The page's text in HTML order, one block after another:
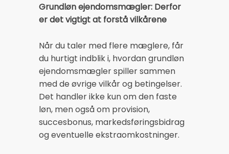
Grundløn ejendomsmægler: Derfor
er det vigtigt at forstå vilkårene
Når du taler med flere mæglere, får
du hurtigt indblik i, hvordan grundløn
ejendomsmægler spiller sammen
med de øvrige vilkår og betingelser.
Det handler ikke kun om den faste
løn, men også om provision,
succesbonus, markedsføringsbidrag
og eventuelle ekstraomkostninger.